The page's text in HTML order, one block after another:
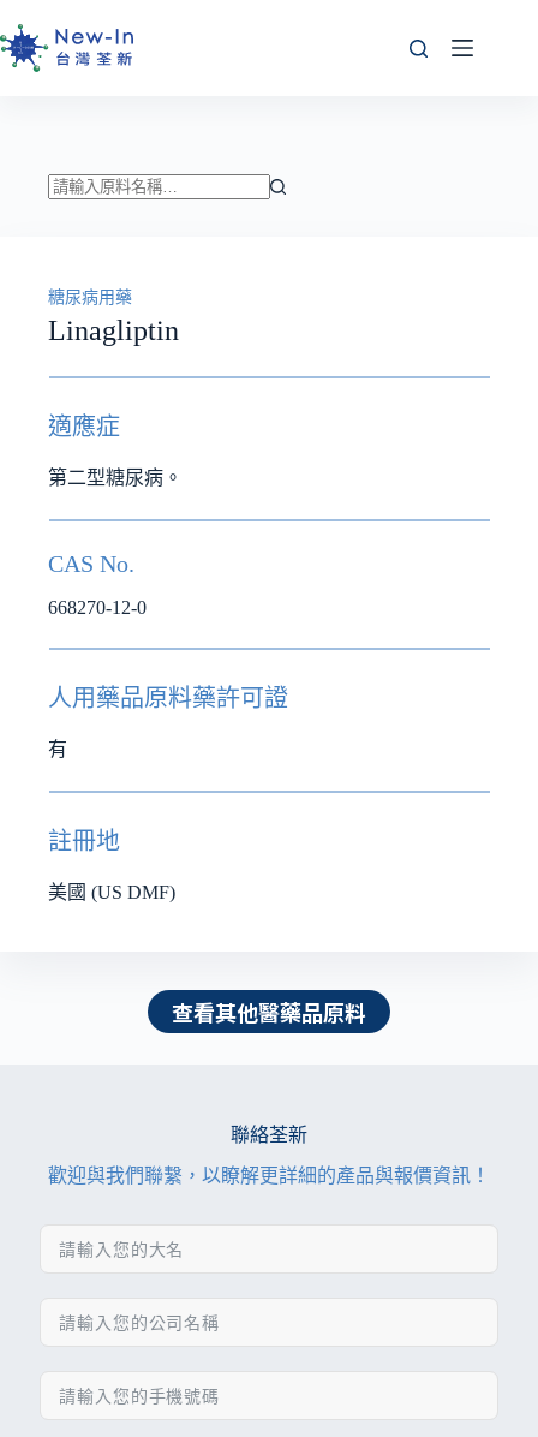
至
主
符
合
的
果
糖尿病用藥
Linagliptin
適應症
第二型糖尿病。
CAS No.
668270-12-0
人用藥品原料藥許可證
有
註冊地
美國 (US DMF)
查看其他醫藥品原料
聯絡荃新
歡迎與我們聯繫，以瞭解更詳細的產品與報價資訊！